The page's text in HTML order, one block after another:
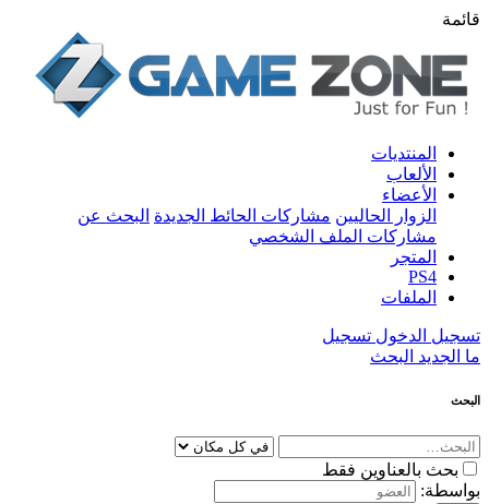
قائمة
المنتديات
الألعاب
الأعضاء
الزوار الحاليين مشاركات الحائط الجديدة البحث عن
مشاركات الملف الشخصي
المتجر
PS4
الملفات
تسجيل الدخول تسجيل
ما الجديد البحث
البحث
بحث بالعناوين فقط
بواسطة: